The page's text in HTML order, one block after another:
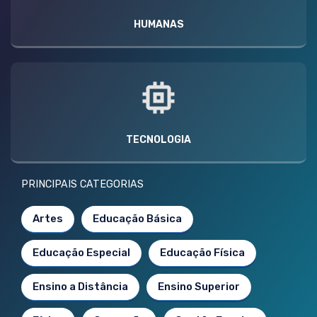
HUMANAS
TECNOLOGIA
PRINCIPAIS CATEGORIAS
Artes Educação Básica
Educação Especial Educação Física
Ensino a Distância Ensino Superior